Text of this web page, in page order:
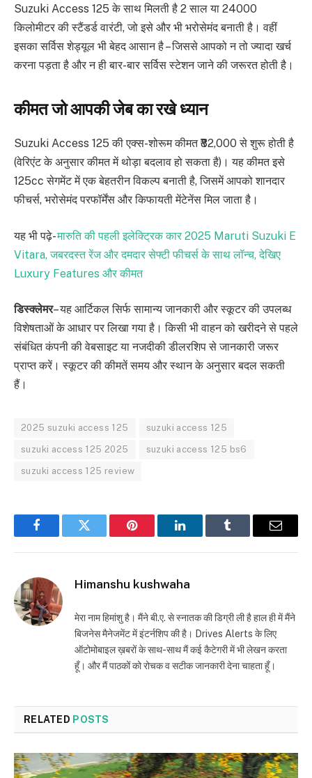
Suzuki Access 125 के साथ मिलती है 2 साल या 24000
किलोमीटर की स्टैंडर्ड वारंटी, जो इसे और भी भरोसेमंद बनाती है। वहीं
इसका सर्विस शेड्यूल भी बेहद आसान है – जिससे आपको न तो ज्यादा खर्च
करना पड़ता है और न ही बार-बार सर्विस स्टेशन जाने की जरूरत होती है।
कीमत जो आपकी जेब का रखे ध्यान
Suzuki Access 125 की एक्स-शोरूम कीमत ₹82,000 से शुरू होती है
(वेरिएंट के अनुसार कीमत में थोड़ा बदलाव हो सकता है)। यह कीमत इसे
125cc सेगमेंट में एक बेहतरीन विकल्प बनाती है, जिसमें आपको शानदार
फीचर्स, भरोसेमंद परफॉर्मेंस और किफायती मेंटेनेंस मिल जाता है।
यह भी पढ़े-मारुति की पहली इलेक्ट्रिक कार 2025 Maruti Suzuki E
Vitara, जबरदस्त रेंज और दमदार सेफ्टी फीचर्स के साथ लॉन्च, देखिए
Luxury Features और कीमत
डिस्क्लेमर– यह आर्टिकल सिर्फ सामान्य जानकारी और स्कूटर की उपलब्ध
विशेषताओं के आधार पर लिखा गया है। किसी भी वाहन को खरीदने से पहले
संबंधित कंपनी की वेबसाइट या नजदीकी डीलरशिप से जानकारी जरूर
प्राप्त करें। स्कूटर की कीमतें समय और स्थान के अनुसार बदल सकती
हैं।
2025 suzuki access 125 suzuki access 125
suzuki access 125 2025 suzuki access 125 bs6
suzuki access 125 review
FacebookTwitter Pinterest LinkedInTumblr Email
Himanshu kushwaha
मेरा नाम हिमांशु है। मैंने बी.ए. से स्नातक की डिग्री ली है हाल ही में मैंने
बिजनेस मैनेजमेंट में इंटर्नशिप की है। Drives Alerts के लिए
ऑटोमोबाइल ख़बरों के साथ-साथ मैं कई कैटेगरी में भी लेखन करता
हूँ। और मैं पाठकों को रोचक व सटीक जानकारी देना चाहता हूँ।
RELATED POSTS